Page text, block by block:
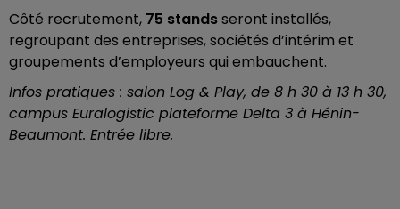
Côté recrutement, 75 standsseront installés,
regroupant des entreprises, sociétés d’intérim et
groupements d’employeurs qui embauchent.
Infos pratiques : salon Log & Play, de 8 h 30 à 13 h 30,
campus Euralogistic plateforme Delta 3 à Hénin-
Beaumont. Entrée libre.